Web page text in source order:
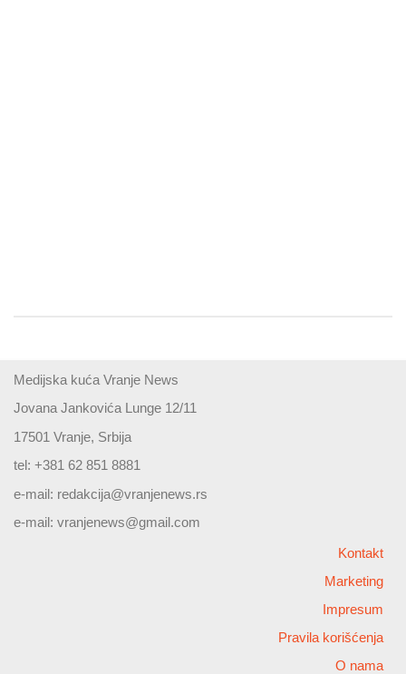
Medijska kuća Vranje News
Jovana Jankovića Lunge 12/11
17501 Vranje, Srbija
tel: +381 62 851 8881
e-mail: redakcija@vranjenews.rs
e-mail: vranjenews@gmail.com
Kontakt
Marketing
Impresum
Pravila korišćenja
O nama